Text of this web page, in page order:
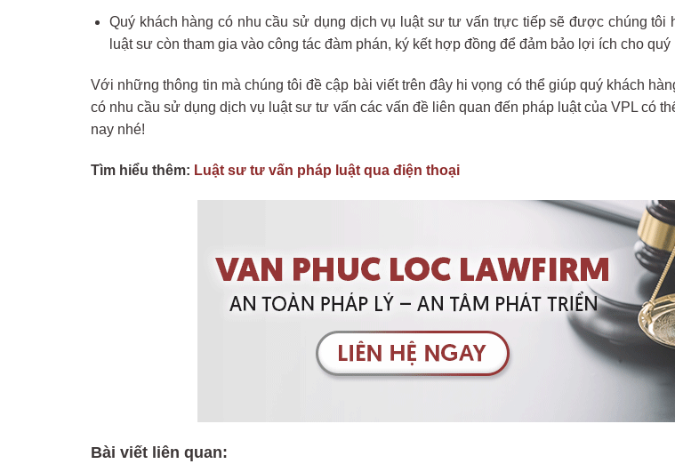
Quý khách hàng có nhu cầu sử dụng dịch vụ luật sư tư vấn trực tiếp sẽ được chúng
luật sư còn tham gia vào công tác đàm phán, ký kết hợp đồng để đảm bảo lợi ích cho quý
Với những thông tin mà chúng tôi đề cập bài viết trên đây hi vọng có thể giúp quý khách
có nhu cầu sử dụng dịch vụ luật sư tư vấn các vấn đề liên quan đến pháp luật của VPL có
nay nhé!
Tìm hiểu thêm: Luật sư tư vấn pháp luật qua điện thoại
Bài viết liên quan: